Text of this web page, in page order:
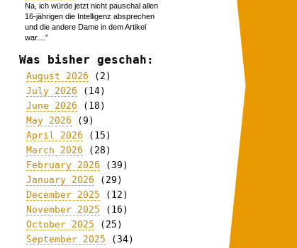
Na, ich würde jetzt nicht pauschal allen
16-jährigen die Intelligenz absprechen
und die andere Dame in dem Artikel
war… ”
Was bisher geschah:
August 2026 (2)
July 2026 (14)
June 2026 (18)
May 2026 (9)
April 2026 (15)
March 2026 (28)
February 2026 (39)
January 2026 (29)
December 2025 (12)
November 2025 (16)
October 2025 (25)
September 2025 (34)